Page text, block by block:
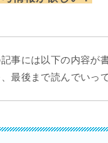
事には以下の内容が
最後まで読んでいっ